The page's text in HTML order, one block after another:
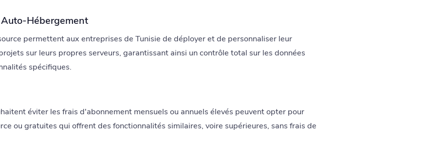
Hébergement
permettent aux entreprises de Tunisie de déployer et de personnaliser leur
sur leurs propres serveurs, garantissant ainsi un contrôle total sur les données
spécifiques.
éviter les frais d'abonnement mensuels ou annuels élevés peuvent opter pour
ou gratuites qui offrent des fonctionnalités similaires, voire supérieures, sans frais de